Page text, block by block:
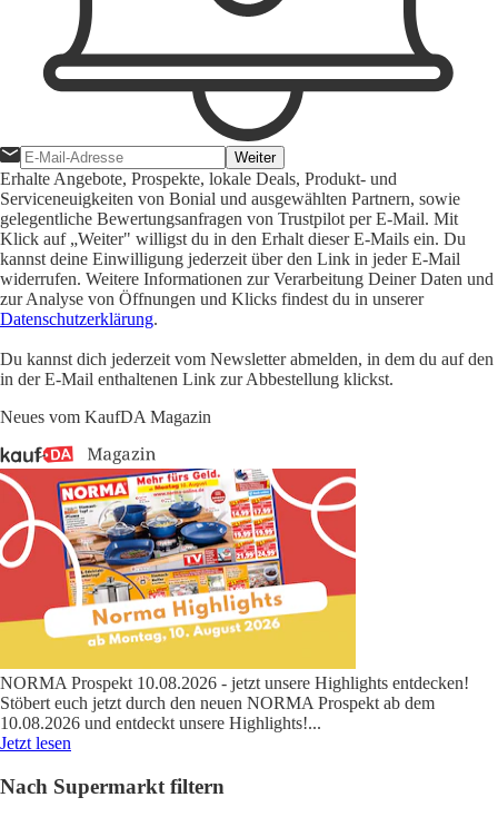
Weiter
Erhalte Angebote, Prospekte, lokale Deals, Produkt- und
Serviceneuigkeiten von Bonial und ausgewählten Partnern, sowie
gelegentliche Bewertungsanfragen von Trustpilot per E-Mail. Mit
Klick auf „Weiter" willigst du in den Erhalt dieser E-Mails ein. Du
kannst deine Einwilligung jederzeit über den Link in jeder E-Mail
widerrufen. Weitere Informationen zur Verarbeitung Deiner Daten und
zur Analyse von Öffnungen und Klicks findest du in unserer
Datenschutzerklärung.
Du kannst dich jederzeit vom Newsletter abmelden, in dem du auf den
in der E-Mail enthaltenen Link zur Abbestellung klickst.
Neues vom KaufDA Magazin
NORMA Prospekt 10.08.2026 - jetzt unsere Highlights entdecken!
Stöbert euch jetzt durch den neuen NORMA Prospekt ab dem
10.08.2026 und entdeckt unsere Highlights!...
Jetzt lesen
Nach Supermarkt filtern